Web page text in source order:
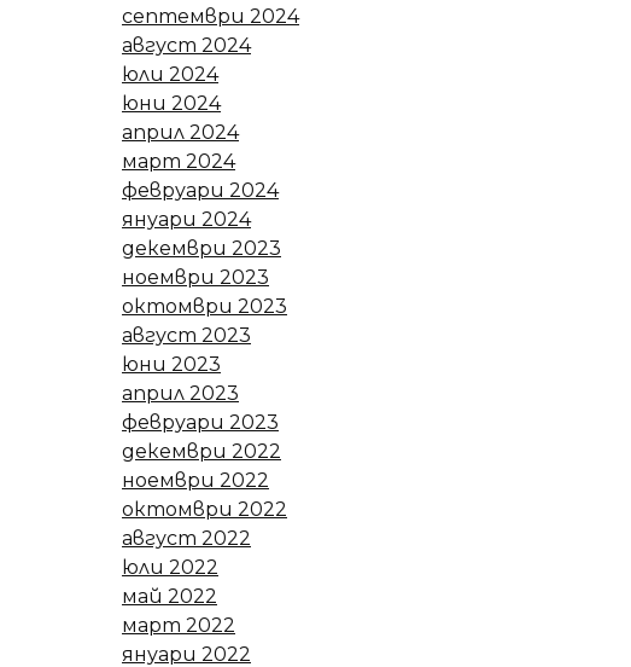
септември 2024
август 2024
юли 2024
юни 2024
април 2024
март 2024
февруари 2024
януари 2024
декември 2023
ноември 2023
октомври 2023
август 2023
юни 2023
април 2023
февруари 2023
декември 2022
ноември 2022
октомври 2022
август 2022
юли 2022
май 2022
март 2022
януари 2022